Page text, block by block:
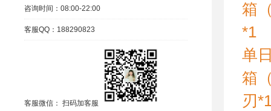
咨询时间： 08:00-22:00
客服QQ： 188290823
客服微信： 扫码加客服
箱
*1
单
箱
刃